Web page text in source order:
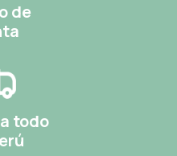
de
todo